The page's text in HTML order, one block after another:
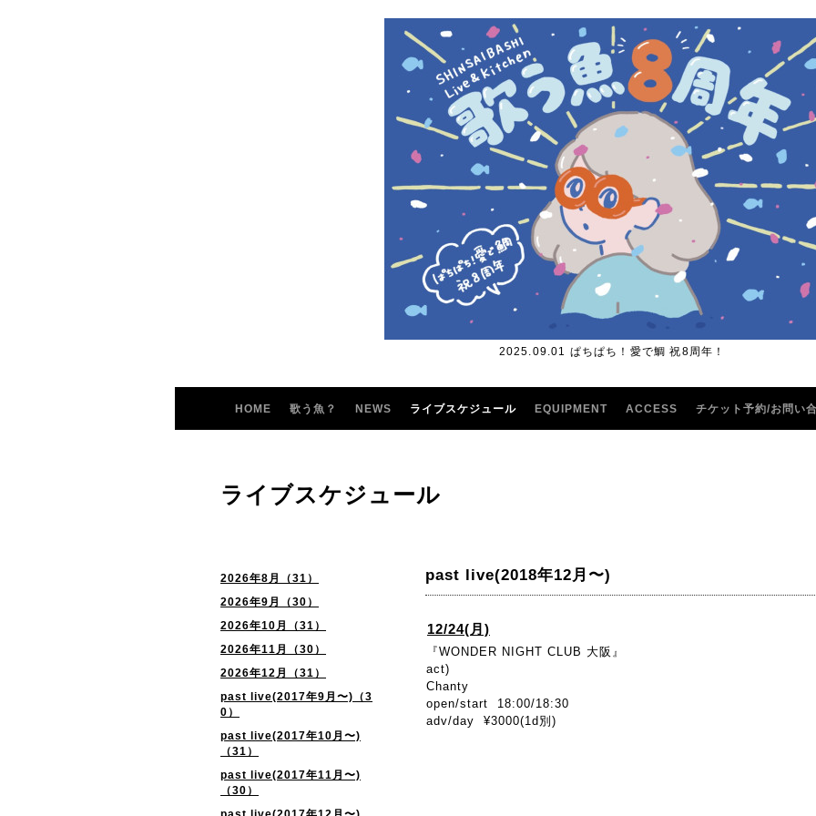
2025.09.01 ぱちぱち！愛で鯛 祝8周年！
HOME 歌う魚？ NEWS ライブスケジュール EQUIPMENT ACCESS チケット予約/お問い
2026年8月（31）
2026年9月（30）
2026年10月（31）
2026年11月（30）
2026年12月（31）
past live(2017年9月〜)（3
0）
past live(2017年10月〜)
（31）
past live(2017年11月〜)
（30）
ライブスケジュール
past live(2018年12月〜)
12/24(月)
『WONDER NIGHT CLUB 大阪』
act)
Chanty
open/start 18:00/18:30
adv/day ¥3000(1d別)